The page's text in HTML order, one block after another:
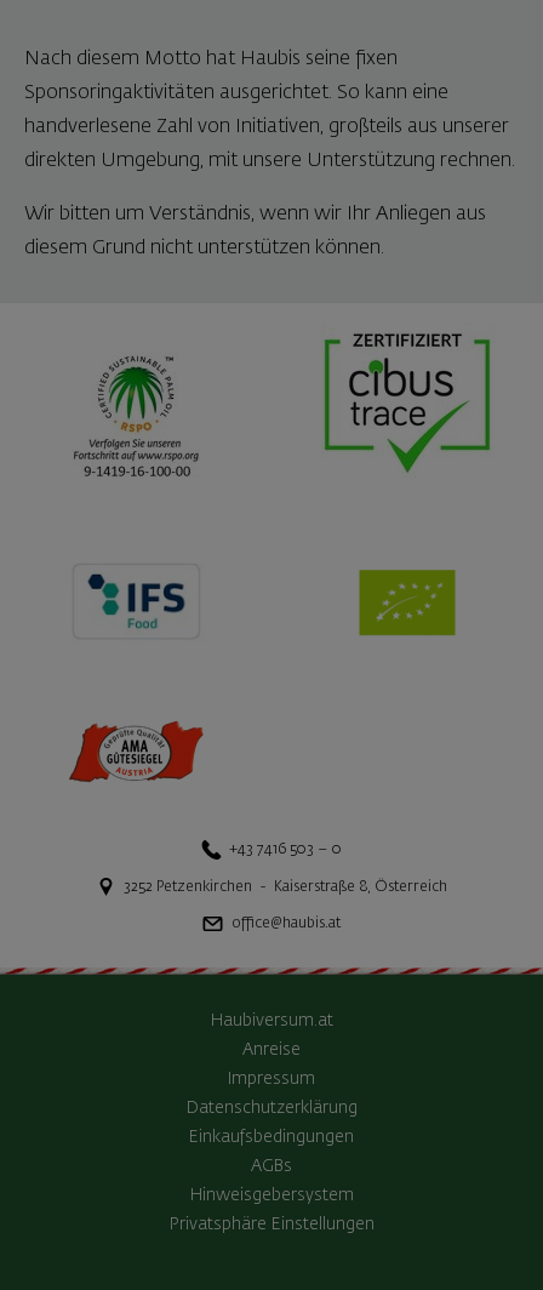
Nach diesem Motto hat Haubis seine fixen
Sponsoringaktivitäten ausgerichtet. So kann eine
handverlesene Zahl von Initiativen, großteils aus unserer
direkten Umgebung, mit unsere Unterstützung rechnen.
Wir bitten um Verständnis, wenn wir Ihr Anliegen aus
diesem Grund nicht unterstützen können.
+43 7416 503 – 0
3252 Petzenkirchen - Kaiserstraße 8, Österreich
office@haubis.at
Haubiversum.at
Anreise
Impressum
Datenschutzerklärung
Einkaufsbedingungen
AGBs
Hinweisgebersystem
Privatsphäre Einstellungen